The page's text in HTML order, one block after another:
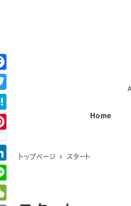
コ
ン
テ
ン
ツ
へ
移
動
Home
トップページ スタート